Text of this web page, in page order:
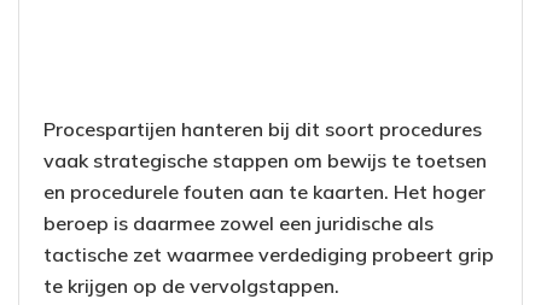
Procespartijen hanteren bij dit soort procedures
vaak strategische stappen om bewijs te toetsen
en procedurele fouten aan te kaarten. Het hoger
beroep is daarmee zowel een juridische als
tactische zet waarmee verdediging probeert grip
te krijgen op de vervolgstappen.